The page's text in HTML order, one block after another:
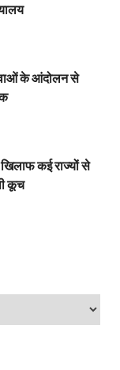
के आंदोलन से
कई राज्यों से
कूच